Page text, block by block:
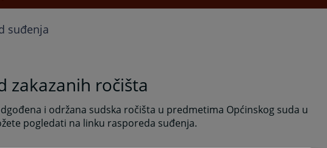
suđenja
zakazanih ročišta
i održana sudska ročišta u predmetima Općinskog suda u
pogledati na linku rasporeda suđenja.